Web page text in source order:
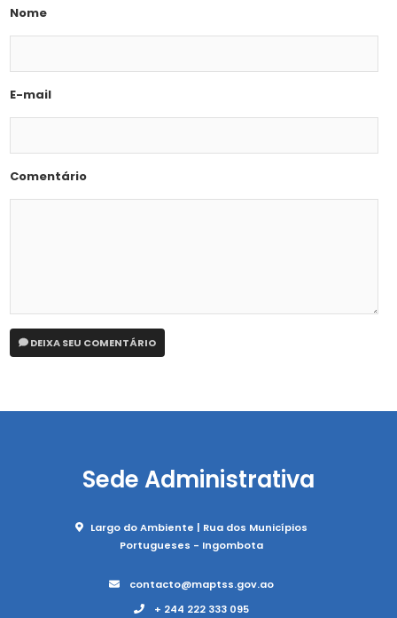
Nome
E-mail
Comentário
DEIXA SEU COMENTÁRIO
Sede Administrativa
Largo do Ambiente | Rua dos Municípios
Portugueses - Ingombota
contacto@maptss.gov.ao
+ 244 222 333 095